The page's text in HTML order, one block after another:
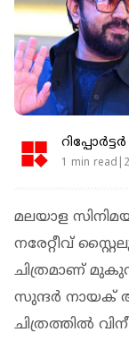
1 min
മലയാള
നരേറ്റീവ്
ചിത്രമാണ്
സുന്ദർ നായക്
ചിത്രത്തിൽ